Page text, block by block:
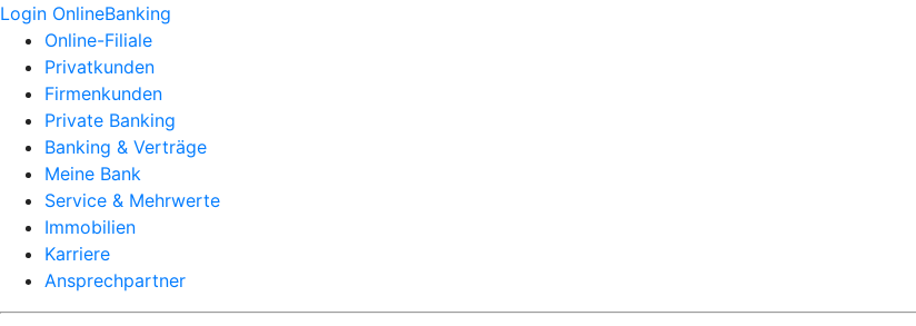
Login OnlineBanking
Online-Filiale
Privatkunden
Firmenkunden
Private Banking
Banking & Verträge
Meine Bank
Service & Mehrwerte
Immobilien
Karriere
Ansprechpartner